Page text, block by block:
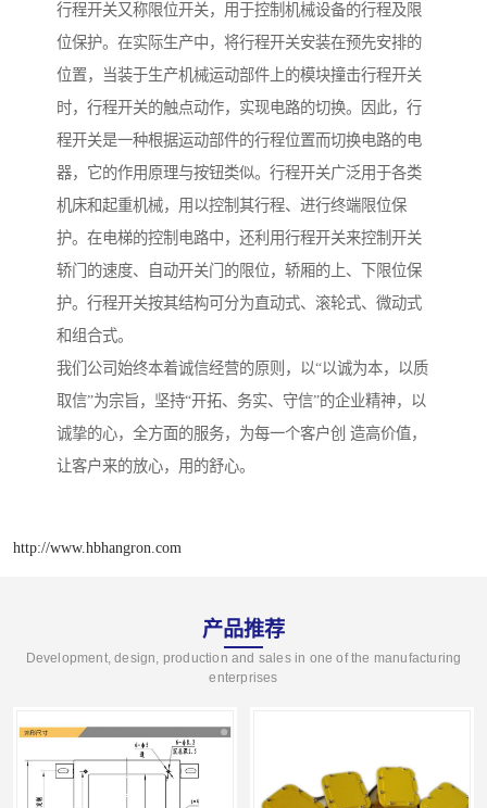
行程开关又称限位开关，用于控制机械设备的行程及限
位保护。在实际生产中，将行程开关安装在预先安排的
位置，当装于生产机械运动部件上的模块撞击行程开关
时，行程开关的触点动作，实现电路的切换。因此，行
程开关是一种根据运动部件的行程位置而切换电路的电
器，它的作用原理与按钮类似。行程开关广泛用于各类
机床和起重机械，用以控制其行程、进行终端限位保
护。在电梯的控制电路中，还利用行程开关来控制开关
轿门的速度、自动开关门的限位，轿厢的上、下限位保
护。行程开关按其结构可分为直动式、滚轮式、微动式
和组合式。
我们公司始终本着诚信经营的原则，以“以诚为本，以质
取信”为宗旨，坚持“开拓、务实、守信”的企业精神，以
诚挚的心，全方面的服务，为每一个客户创 造高价值，
让客户来的放心，用的舒心。
http://www.hbhangron.com
产品推荐
Development, design, production and sales in one of the manufacturing
enterprises